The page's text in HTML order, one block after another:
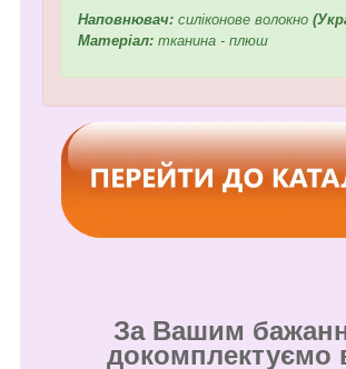
Наповнювач: силіконове волокно
Матеріал: тканина - плюш
За Вашим
докомплектуємо